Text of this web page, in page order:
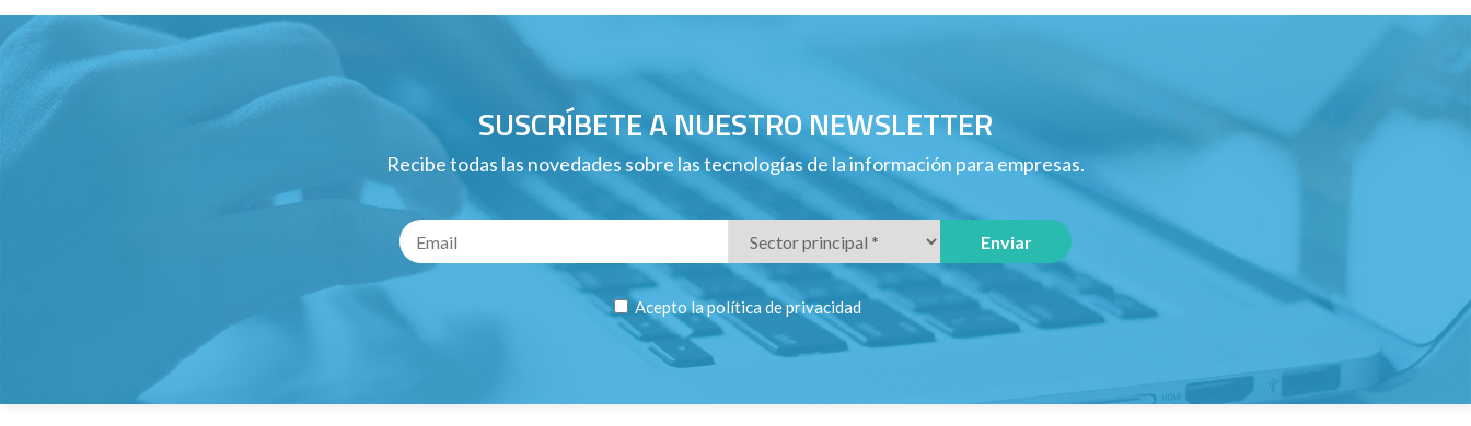
SUSCRÍBETE A NUESTRO NEWSLETTER
Recibe todas las novedades sobre las tecnologías de la información para empresas.
Acepto lapolítica de privacidad